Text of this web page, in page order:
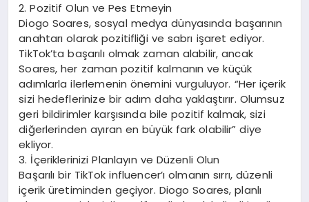
2. Pozitif Olun ve Pes Etmeyin
Diogo Soares, sosyal medya dünyasında başarının
anahtarı olarak pozitifliği ve sabrı işaret ediyor.
TikTok’ta başarılı olmak zaman alabilir, ancak
Soares, her zaman pozitif kalmanın ve küçük
adımlarla ilerlemenin önemini vurguluyor. “Her içerik
sizi hedeflerinize bir adım daha yaklaştırır. Olumsuz
geri bildirimler karşısında bile pozitif kalmak, sizi
diğerlerinden ayıran en büyük fark olabilir” diye
ekliyor.
3. İçeriklerinizi Planlayın ve Düzenli Olun
Başarılı bir TikTok influencer’ı olmanın sırrı, düzenli
içerik üretiminden geçiyor. Diogo Soares, planlı